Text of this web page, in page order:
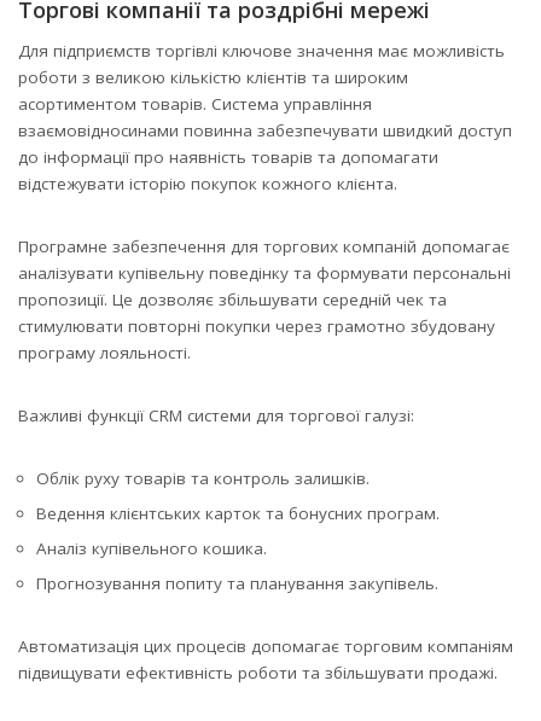
Торгові компанії та роздрібні мережі
Для підприємств торгівлі ключове значення має можливість
роботи з великою кількістю клієнтів та широким
асортиментом товарів. Система управління
взаємовідносинами повинна забезпечувати швидкий доступ
до інформації про наявність товарів та допомагати
відстежувати історію покупок кожного клієнта.
Програмне забезпечення для торгових компаній допомагає
аналізувати купівельну поведінку та формувати персональні
пропозиції. Це дозволяє збільшувати середній чек та
стимулювати повторні покупки через грамотно збудовану
програму лояльності.
Важливі функції CRM системи для торгової галузі:
Облік руху товарів та контроль залишків.
Ведення клієнтських карток та бонусних програм.
Аналіз купівельного кошика.
Прогнозування попиту та планування закупівель.
Автоматизація цих процесів допомагає торговим компаніям
підвищувати ефективність роботи та збільшувати продажі.